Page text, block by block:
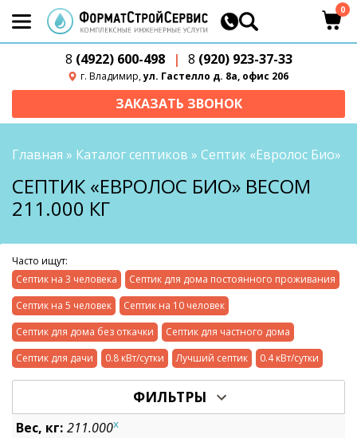
8 (4922) 600-498 | 8 (920) 923-37-33
г. Владимир,ул. Гастелло д. 8а, офис 206
0
ЗАКАЗАТЬ ЗВОНОК
Главная » Каталог септиков » Септик «Евролос Био»
СЕПТИК «ЕВРОЛОС БИО» ВЕСОМ
211.000 КГ
Часто ищут:
Септик на 3 человека
Септик для дома постоянного проживания
Септик на 5 человек
Септик на 10 человек
Септик для дома без откачки
Септик для частного дома
Септик для дачи
0.8 кВт/сутки Лучший септик 0.4 кВт/сутки
ФИЛЬТРЫ
Вес, кг: 211.000x